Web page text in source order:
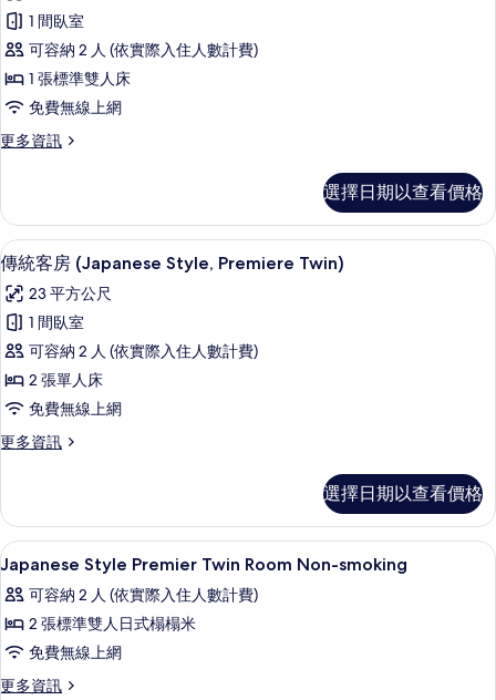
傳
統
客
房
(Japanese
Style,
的
所
有
相
片
1 間臥室
可容納 2 人 (依實際入住人數計費)
1 張標準雙人床
免費無線上網
更多資訊
更
客
房
(Japanese
Style,
Moderate
Double)
詳
情
選擇日期以查看價格
顯
示
傳
統
客
房
(Japanese
Style,
的
所
有
相
片
傳統客房 (Japanese Style, Premiere
7
傳統客房 (Japanese Style, Premiere Twin)
23 平方公尺
1 間臥室
可容納 2 人 (依實際入住人數計費)
2 張單人床
免費無線上網
更多資訊
更
客
房
(Japanese
Style,
Premiere
Twin)
詳
情
選擇日期以查看價格
顯
示
Japanese
Style
Premier
Twin
高級寢具、客房內保險箱、書桌、遮
1
Japanese Style Premier Twin Room Non-smoking
可容納 2 人 (依實際入住人數計費)
2 張標準雙人日式榻榻米
免費無線上網
更多資訊
更